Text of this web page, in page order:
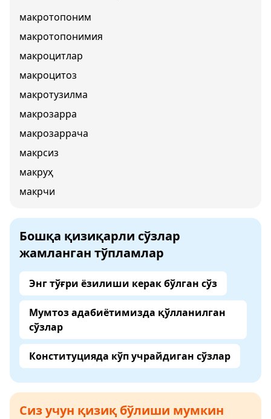
макротопоним
макротопонимия
макроцитлар
макроцитоз
макротузилма
макрозарра
макрозаррача
макрсиз
макруҳ
макрчи
Бошқа қизиқарли сўзлар
жамланган тўпламлар
Энг тўғри ёзилиши керак бўлган сўз
Мумтоз адабиётимизда қўлланилган
сўзлар
Конституцияда кўп учрайдиган сўзлар
Сиз учун қизиқ бўлиши мумкин